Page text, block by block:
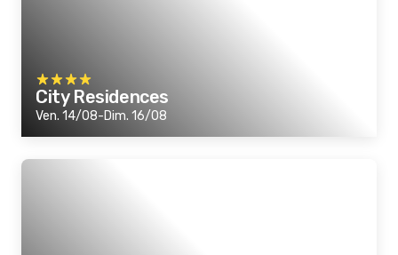
City Residences
Ven. 14/08-Dim. 16/08